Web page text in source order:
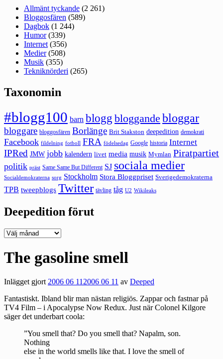
Allmänt tyckande (2 261)
Bloggosfären (589)
Dagbok (1 244)
Humor(339)
Internet (356)
Medier(508)
Musik (355)
Tekniknörderi (265)
Taxonomin
#blogg100 barn blogg bloggande bloggar
bloggare bloggosfären Borlänge Brit Stakston deepedition demokrati
Facebook fildelning fotboll FRA födelsedag Google historia Internet
IPRed JMW jobb kalendern livet media musik Mymlan Piratpartiet
politik präst Same Same But Different SJ sociala medier
Socialdemokraterna sorg Stockholm Stora Bloggpriset Sverigedemokraterna
TPB tweepblogs Twitter tävling tåg U2 Wikileaks
Deepedition förut
Deepedition
The gasoline smell
Inlägget gjort2006 06 112006 06 11 av Deeped
Fantastiskt. Ibland blir man nästan religiös. Zappar och fastnar på
TV4 Film – i Apocalypse Now Redux. Just när Colonel Kilgore
säger det underbart coola:
”You smell that? Do you smell that? Napalm, son.
Nothing
else in the world smells like that. I love the smell of